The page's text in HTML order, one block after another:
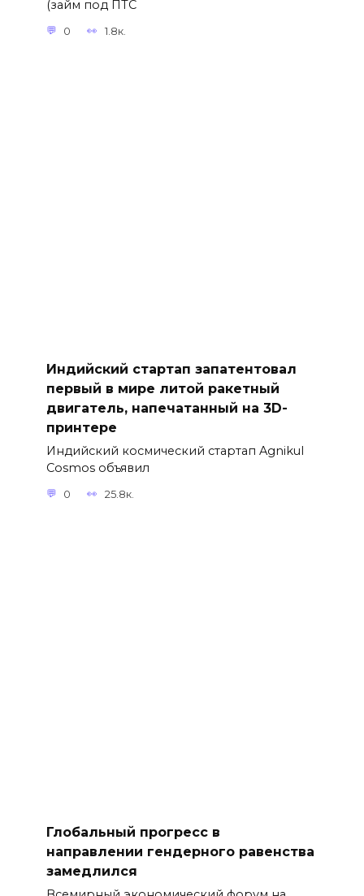
(займ под ПТС
0 1.8к.
Индийский стартап запатентовал
первый в мире литой ракетный
двигатель, напечатанный на 3D-
принтере
Индийский космический стартап Agnikul
Cosmos объявил
0 25.8к.
Глобальный прогресс в
направлении гендерного равенства
замедлился